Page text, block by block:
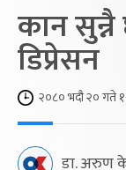
कान
डिप्रेसन
२०८० भदौ २० गते
डा. अरुण